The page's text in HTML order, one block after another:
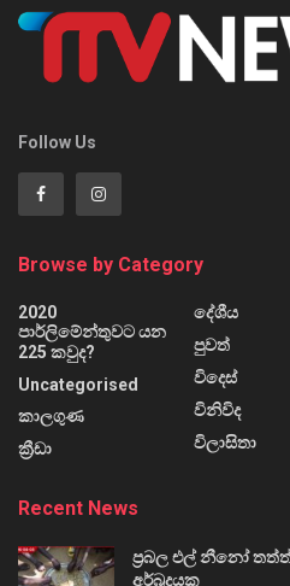
Follow Us
Browse by Category
2020
පාර්ලිමේන්තුවට යන
225 කවුද?
Uncategorised
කාලගුණ
ක්‍රීඩා
දේශීය
පුවත්
විදෙස්
විනිවිද
විලාසිතා
Recent News
ප්‍රබල එල් නීනෝ
අර්බුදයක